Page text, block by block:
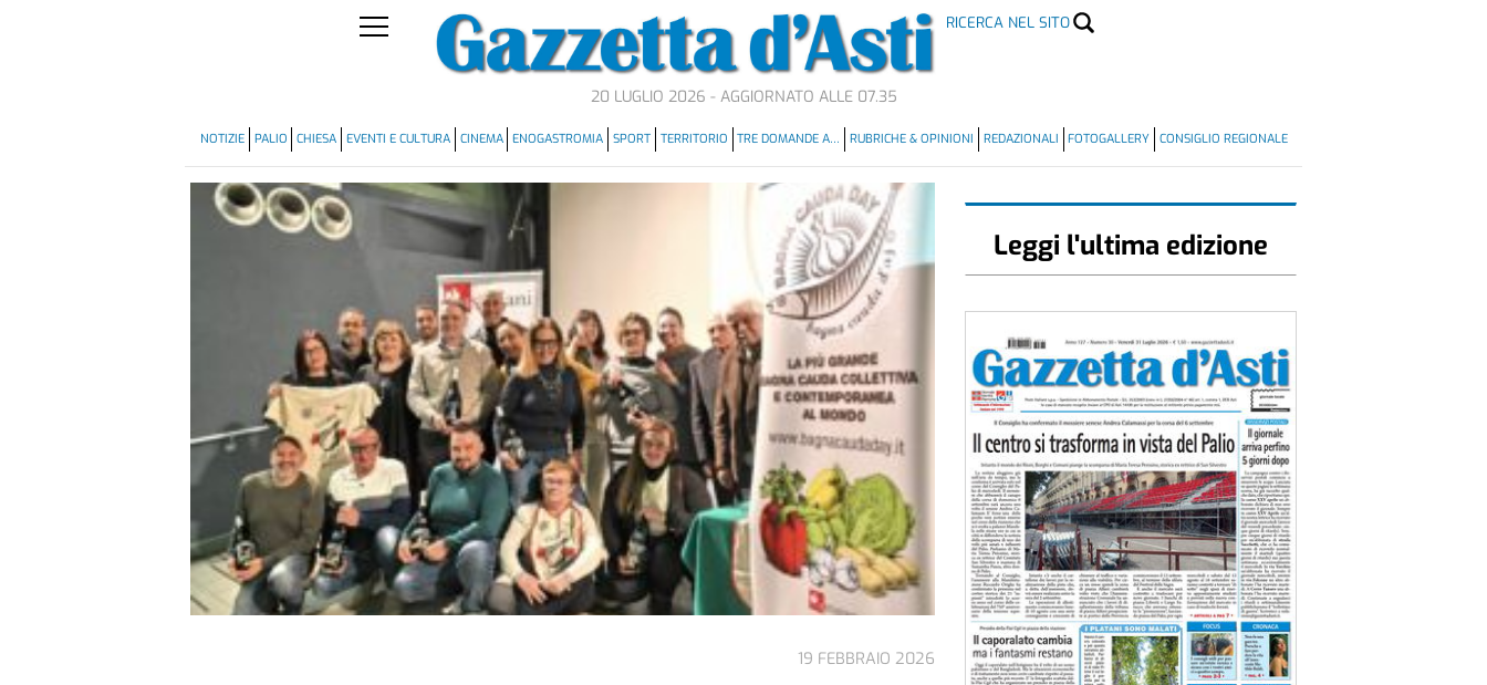
RICERCA NEL SITO
20 LUGLIO 2026 - AGGIORNATO ALLE 07.35
NOTIZIE PALIO CHIESA EVENTI E CULTURA CINEMA ENOGASTROMIA SPORT TERRITORIO TRE DOMANDE A… RUBRICHE & OPINIONI REDAZIONALI FOTOGALLERY CONSIGLIO REGIONALE
19 FEBBRAIO 2026
Leggi l'ultima edizione